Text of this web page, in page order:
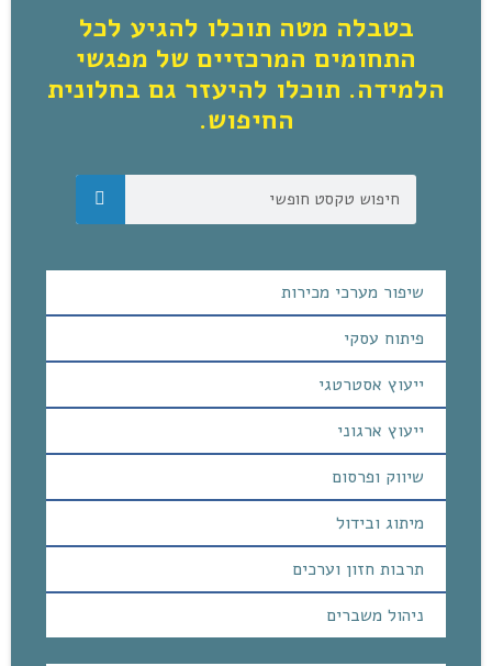
בטבלה מטה תוכלו להגיע לכל
התחומים המרכזיים של מפגשי
הלמידה. תוכלו להיעזר גם בחלונית
החיפוש.
שיפור מערכי מכירות
פיתוח עסקי
ייעוץ אסטרטגי
ייעוץ ארגוני
שיווק ופרסום
מיתוג ובידול
תרבות חזון וערכים
ניהול משברים